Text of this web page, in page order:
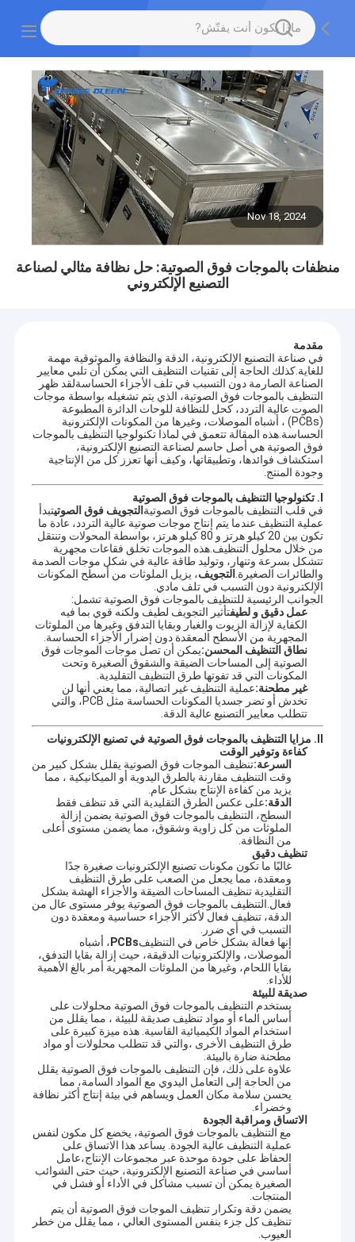
Nov 18, 2024
منظفات بالموجات فوق الصوتية: حل نظافة مثالي لصناعة
التصنيع الإلكتروني
مقدمة
في صناعة التصنيع الإلكترونية، الدقة والنظافة والموثوقية مهمة
للغاية.كذلك الحاجة إلى تقنيات التنظيف التي يمكن أن تلبي معايير
الصناعة الصارمة دون التسبب في تلف الأجزاء الحساسةلقد ظهر
التنظيف بالموجات فوق الصوتية، الذي يتم تشغيله بواسطة موجات
الصوت عالية التردد، كحل للنظافة للوحات الدائرة المطبوعة
(PCBs) ، أشباه الموصلات، وغيرها من المكونات الإلكترونية
الحساسة.هذه المقالة تتعمق في لماذا تكنولوجيا التنظيف بالموجات
فوق الصوتية هي أصل حاسم لصناعة التصنيع الإلكترونية،
استكشاف فوائدها، وتطبيقاتها، وكيف أنها تعزز كل من الإنتاجية
وجودة المنتج.
في قلب التنظيف بالموجات فوق الصوتية التجويف فوق الصوتيتبدأ
عملية التنظيف عندما يتم إنتاج موجات صوتية عالية التردد، عادة ما
تكون بين 20 كيلو هرتز و 80 كيلو هرتز، بواسطة المحولات وتنتقل
من خلال محلول التنظيف.هذه الموجات تخلق فقاعات مجهرية
تتشكل بسرعة وتنهار، وتوليد طاقة عالية في شكل موجات الصدمة
والطائرات الصغيرة. التجويف، يزيل الملوثات من أسطح المكونات
الإلكترونية دون التسبب في تلف مادي.
الجوانب الرئيسية للتنظيف بالموجات فوق الصوتية تشمل:
عمل دقيق و لطيفتأثير التجويف لطيف ولكنه قوي بما فيه
الكفاية لإزالة الزيوت والغبار وبقايا التدفق وغيرها من الملوثات
المجهرية من الأسطح المعقدة دون إضرار الأجزاء الحساسة.
نطاق التنظيف المحسن:يمكن أن تصل موجات الموجات فوق
الصوتية إلى المساحات الضيقة والشقوق الصغيرة وتحت
المكونات التي قد تفوتها طرق التنظيف التقليدية.
غير مطحنة:عملية التنظيف غير اتصالية، مما يعني أنها لن
تخدش أو تضر جسديا المكونات الحساسة مثل PCB، والتي
تتطلب معايير التصنيع عالية الدقة.
كفاءة وتوفير الوقت
السرعة:تنظيف الموجات فوق الصوتية يقلل بشكل كبير من
وقت التنظيف مقارنة بالطرق اليدوية أو الميكانيكية ، مما
يزيد من كفاءة الإنتاج بشكل عام.
الدقة:على عكس الطرق التقليدية التي قد تنظف فقط
السطح، التنظيف بالموجات فوق الصوتية يضمن إزالة
الملوثات من كل زاوية وشقوق، مما يضمن مستوى أعلى
من النظافة.
تنظيف دقيق
غالبًا ما تكون مكونات تصنيع الإلكترونيات صغيرة جدًا
ومعقدة، مما يجعل من الصعب على طرق التنظيف
التقليدية تنظيف المساحات الضيقة والأجزاء الهشة بشكل
فعال.التنظيف بالموجات فوق الصوتية يوفر مستوى عال من
الدقة، تنظيف فعال لأكثر الأجزاء حساسية ومعقدة دون
التسبب في أي ضرر.
إنها فعالة بشكل خاص في التنظيفPCBs ، أشباه
الموصلات، والإلكترونيات الدقيقة، حيث إزالة بقايا التدفق،
بقايا اللحام، وغيرها من الملوثات المجهرية أمر بالغ الأهمية
للأداء.
صديقة للبيئة
يستخدم التنظيف بالموجات فوق الصوتية محلولات على
أساس الماء أو مواد تنظيف صديقة للبيئة ، مما يقلل من
استخدام المواد الكيميائية القاسية. هذه ميزة كبيرة على
طرق التنظيف الأخرى ،والتي قد تتطلب محلولات أو مواد
مطحنة ضارة بالبيئة.
علاوة على ذلك، فإن التنظيف بالموجات فوق الصوتية يقلل
من الحاجة إلى التعامل اليدوي مع المواد السامة، مما
يحسن سلامة مكان العمل ويساهم في بيئة إنتاج أكثر نظافة
وخضراء.
الاتساق ومراقبة الجودة
مع التنظيف بالموجات فوق الصوتية، يخضع كل مكون لنفس
عملية التنظيف عالية الجودة. يساعد هذا الاتساق على
الحفاظ على جودة موحدة عبر مجموعات الإنتاج،عامل
أساسي في صناعة التصنيع الإلكترونية، حيث حتى الشوائب
الصغيرة يمكن أن تسبب مشاكل في الأداء أو فشل في
المنتجات.
يضمن دقة وتكرار تنظيف الموجات فوق الصوتية أن يتم
تنظيف كل جزء بنفس المستوى العالي ، مما يقلل من خطر
العيوب.